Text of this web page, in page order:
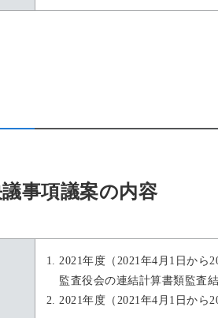
事項議案の内容
2021年度（2021年4月1日から
監査役会の連結計算書類監査
2021年度（2021年4月1日から